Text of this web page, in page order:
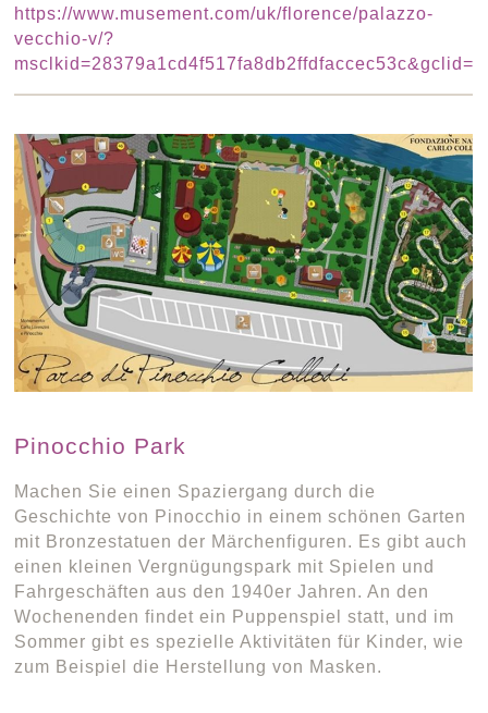
https://www.musement.com/uk/florence/palazzo-
vecchio-v/?
Pinocchio Park
Machen Sie einen Spaziergang durch die
Geschichte von Pinocchio in einem schönen Garten
mit Bronzestatuen der Märchenfiguren. Es gibt auch
einen kleinen Vergnügungspark mit Spielen und
Fahrgeschäften aus den 1940er Jahren. An den
Wochenenden findet ein Puppenspiel statt, und im
Sommer gibt es spezielle Aktivitäten für Kinder, wie
zum Beispiel die Herstellung von Masken.